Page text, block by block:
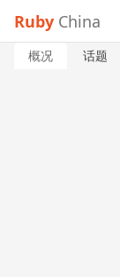
Ruby China
概况 话题